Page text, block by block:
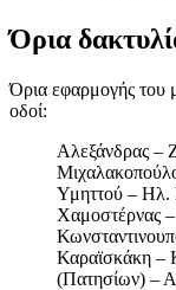
Όρια
Όρια εφαρμογής του
οδοί:
Αλεξάνδρας –
Υμηττού – Ηλ.
Χαμοστέρνας
Καραϊσκάκη –
(Πατησίων) –